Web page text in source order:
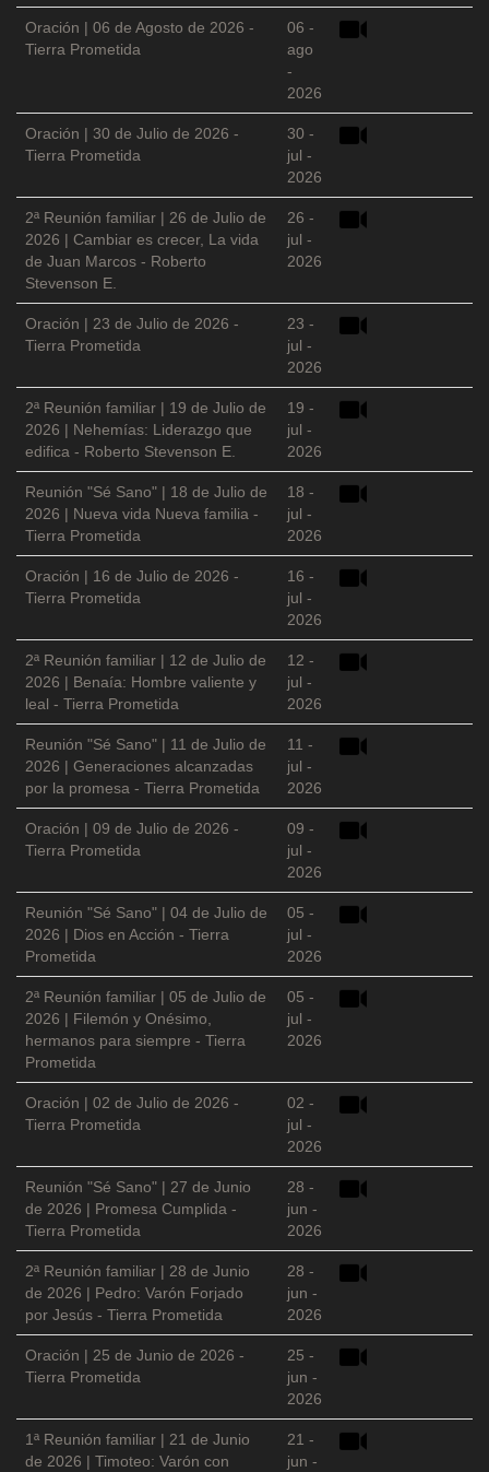
Oración | 06 de Agosto de 2026 -
Tierra Prometida
06 -
ago
-
2026
Oración | 30 de Julio de 2026 -
Tierra Prometida
30 -
jul -
2026
2ª Reunión familiar | 26 de Julio de
2026 | Cambiar es crecer, La vida
de Juan Marcos - Roberto
Stevenson E.
26 -
jul -
2026
Oración | 23 de Julio de 2026 -
Tierra Prometida
23 -
jul -
2026
2ª Reunión familiar | 19 de Julio de
2026 | Nehemías: Liderazgo que
edifica - Roberto Stevenson E.
19 -
jul -
2026
Reunión "Sé Sano" | 18 de Julio de
2026 | Nueva vida Nueva familia -
Tierra Prometida
18 -
jul -
2026
Oración | 16 de Julio de 2026 -
Tierra Prometida
16 -
jul -
2026
2ª Reunión familiar | 12 de Julio de
2026 | Benaía: Hombre valiente y
leal - Tierra Prometida
12 -
jul -
2026
Reunión "Sé Sano" | 11 de Julio de
2026 | Generaciones alcanzadas
por la promesa - Tierra Prometida
11 -
jul -
2026
Oración | 09 de Julio de 2026 -
Tierra Prometida
09 -
jul -
2026
Reunión "Sé Sano" | 04 de Julio de
2026 | Dios en Acción - Tierra
Prometida
05 -
jul -
2026
2ª Reunión familiar | 05 de Julio de
2026 | Filemón y Onésimo,
hermanos para siempre - Tierra
Prometida
05 -
jul -
2026
Oración | 02 de Julio de 2026 -
Tierra Prometida
02 -
jul -
2026
Reunión "Sé Sano" | 27 de Junio
de 2026 | Promesa Cumplida -
Tierra Prometida
28 -
jun -
2026
2ª Reunión familiar | 28 de Junio
de 2026 | Pedro: Varón Forjado
por Jesús - Tierra Prometida
28 -
jun -
2026
Oración | 25 de Junio de 2026 -
Tierra Prometida
25 -
jun -
2026
1ª Reunión familiar | 21 de Junio
de 2026 | Timoteo: Varón con
21 -
jun -